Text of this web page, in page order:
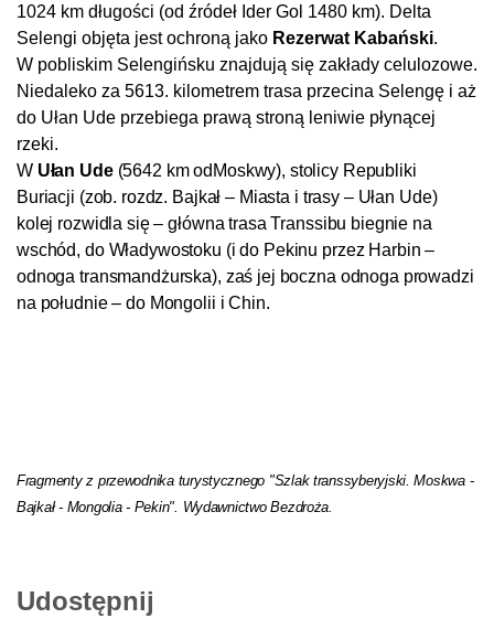
1024 km długości (od źródeł Ider Gol 1480 km). Delta
Selengi objęta jest ochroną jako Rezerwat Kabański.
W pobliskim Selengińsku znajdują się zakłady celulozowe.
Niedaleko za 5613. kilometrem trasa przecina Selengę i aż
do Ułan Ude przebiega prawą stroną leniwie płynącej
rzeki.
W Ułan Ude(5642 km odMoskwy), stolicy Republiki
Buriacji (zob. rozdz. Bajkał – Miasta i trasy – Ułan Ude)
kolej rozwidla się – główna trasa Transsibu biegnie na
wschód, do Władywostoku (i do Pekinu przez Harbin –
odnoga transmandżurska), zaś jej boczna odnoga prowadzi
na południe – do Mongolii i Chin.
Fragmenty z przewodnika turystycznego "Szlak transsyberyjski. Moskwa -
Bajkał - Mongolia - Pekin". Wydawnictwo Bezdroża.
Udostępnij